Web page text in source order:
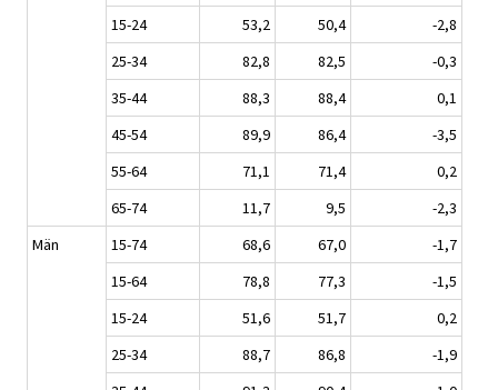
15-24
53,2 50,4
-2,8
25-34
82,8 82,5
-0,3
35-44
88,3 88,4
0,1
45-54
89,9 86,4
-3,5
55-64
71,1 71,4
0,2
65-74
11,7 9,5
-2,3
Män
15-74 68,6 67,0
-1,7
15-64
78,8 77,3
-1,5
15-24
51,6 51,7
0,2
25-34
88,7 86,8
-1,9